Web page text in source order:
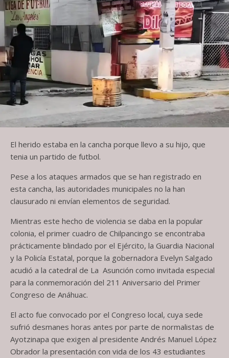
El herido estaba en la cancha porque llevo a su hijo, que
tenia un partido de futbol.
Pese a los ataques armados que se han registrado en
esta cancha, las autoridades municipales no la han
clausurado ni envían elementos de seguridad.
Mientras este hecho de violencia se daba en la popular
colonia, el primer cuadro de Chilpancingo se encontraba
prácticamente blindado por el Ejército, la Guardia Nacional
y la Policía Estatal, porque la gobernadora Evelyn Salgado
acudió a la catedral de La Asunción como invitada especial
para la conmemoración del 211 Aniversario del Primer
Congreso de Anáhuac.
El acto fue convocado por el Congreso local, cuya sede
sufrió desmanes horas antes por parte de normalistas de
Ayotzinapa que exigen al presidente Andrés Manuel López
Obrador la presentación con vida de los 43 estudiantes